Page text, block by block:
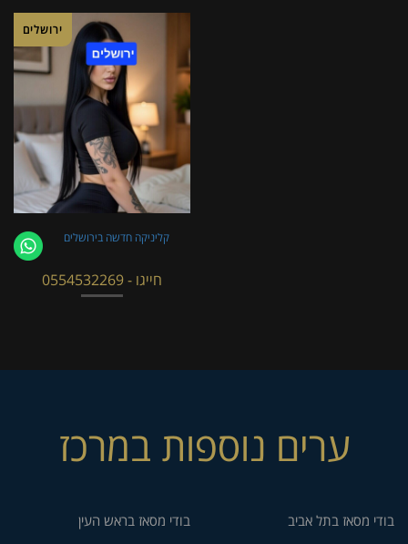
ירושלים
קליניקה חדשה בירושלים
חייגו - 0554532269
ערים נוספות במרכז
בודי מסאז בתל אביב
בודי מסאז בראש העין